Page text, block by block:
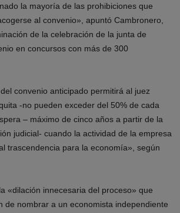
la mayoría de las prohibiciones que
al convenio», apuntó Cambronero,
de la celebración de la junta de
en concursos con más de 300
convenio anticipado permitirá al juez
-no pueden exceder del 50% de cada
– máximo de cinco años a partir de la
judicial- cuando la actividad de la empresa
trascendencia para la economía», según
«dilación innecesaria del proceso» que
de nombrar a un economista independiente